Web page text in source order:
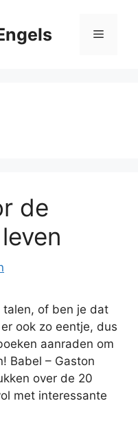
Menu
de
talen, of ben je dat
ook zo eentje, dus
aanraden om
Babel – Gaston
over de 20
met interessante